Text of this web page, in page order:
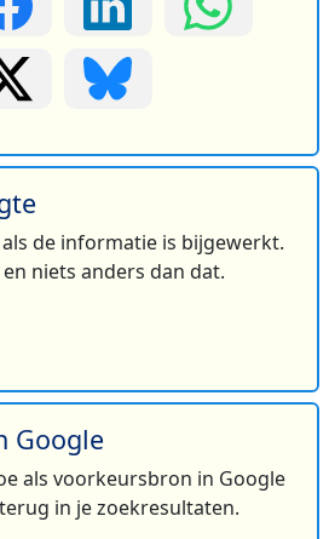
de informatie is bijgewerkt.
niets anders dan dat.
Google
als voorkeursbron in Google
in je zoekresultaten.